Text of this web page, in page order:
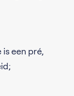
is een pré,